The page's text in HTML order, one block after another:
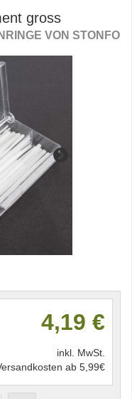
gross
VON STONFO
4,19 €
inkl. MwSt.
ab 5,99€